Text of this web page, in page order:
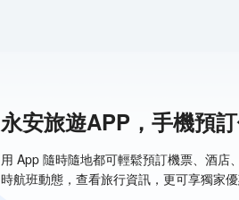
永安旅遊APP，手機預
用 App 隨時隨地都可輕鬆預訂機票、酒店
時航班動態，查看旅行資訊，更可享獨家優